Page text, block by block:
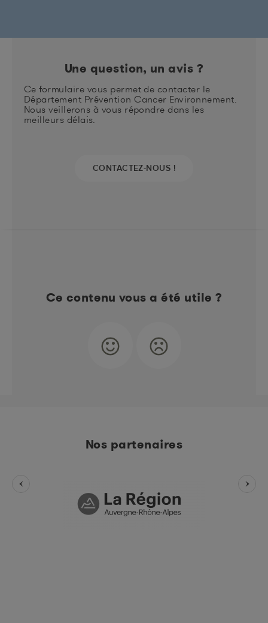
Une question, un avis ?
Ce formulaire vous permet de contacter le
Département Prévention Cancer Environnement.
Nous veillerons à vous répondre dans les
meilleurs délais.
CONTACTEZ-NOUS !
Ce contenu vous a été utile ?
Nos partenaires